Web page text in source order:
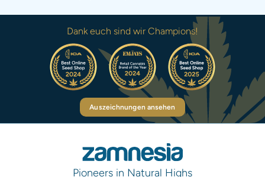
Dank euch sind wir Champions!
Auszeichnungen ansehen
Pioneers in Natural Highs